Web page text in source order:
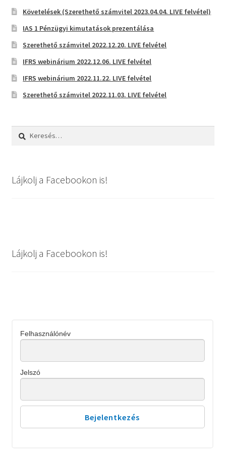
Követelések (Szerethető számvitel 2023.04.04. LIVE felvétel)
IAS 1 Pénzügyi kimutatások prezentálása
Szerethető számvitel 2022.12.20. LIVE felvétel
IFRS webinárium 2022.12.06. LIVE felvétel
IFRS webinárium 2022.11.22. LIVE felvétel
Szerethető számvitel 2022.11.03. LIVE felvétel
Keresés:
Lájkolj a Facebookon is!
Lájkolj a Facebookon is!
Felhasználónév
Jelszó